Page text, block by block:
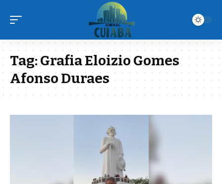
Tag:Grafia Eloizio Gomes
Afonso Duraes